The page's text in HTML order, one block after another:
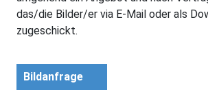
das/die Bilder/er via E-Mail oder als
zugeschickt.
Bildanfrage